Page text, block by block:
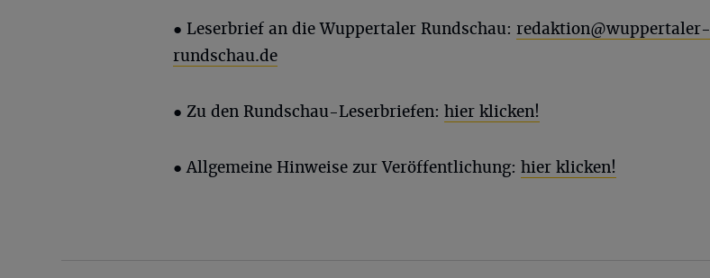
● Leserbrief an die Wuppertaler Rundschau: redaktion@wuppertaler-
rundschau.de
● Zu den Rundschau-Leserbriefen: hier klicken!
● Allgemeine Hinweise zur Veröffentlichung: hier klicken!